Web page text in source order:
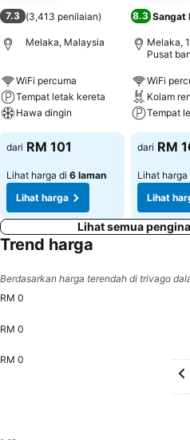
7.3 (3,413 penilaian)
Melaka, Malaysia
WiFi percuma
Tempat letak kereta
Hawa dingin
dari RM 101
Lihat harga di 6 laman
Lihat harga
8.3 Sangat
Melaka,
Pusat
WiFi
Kolam
Tempat
dari RM
Lihat harga
Lihat
Lihat semua
Trend harga
Berdasarkan harga terendah di trivago
RM 0
RM 0
RM 0